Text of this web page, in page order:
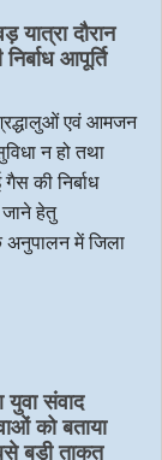
यात्रा दौरान
आपूर्ति
एवं आमजन
न हो तथा
की निर्बाध
हेतु
के अनुपालन में जिला
संवाद
को बताया
बड़ी ताकत